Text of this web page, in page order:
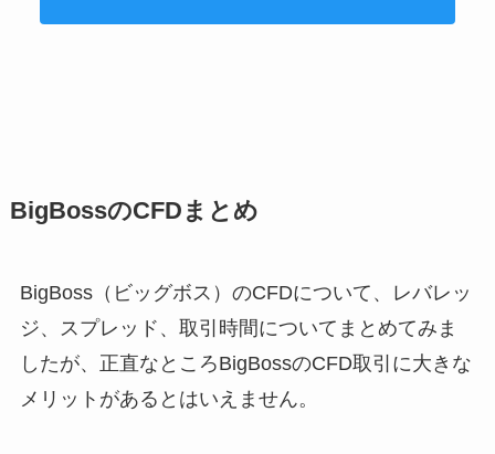
BigBossのCFDまとめ
BigBoss（ビッグボス）のCFDについて、レバレッ
ジ、スプレッド、取引時間についてまとめてみま
したが、正直なところBigBossのCFD取引に大きな
メリットがあるとはいえません。